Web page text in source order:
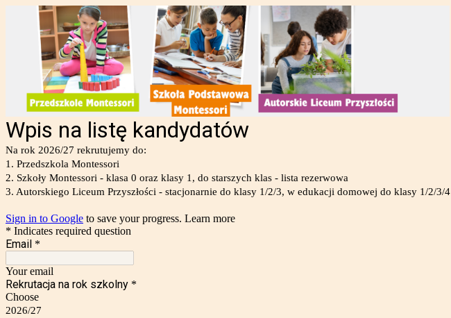
Wpis na listę kandydatów
Na rok 2026/27 rekrutujemy do:
1. Przedszkola Montessori
2. Szkoły Montessori - klasa 0 oraz klasy 1, do starszych klas - lista rezerwowa
3. Autorskiego Liceum Przyszłości - stacjonarnie do klasy 1/2/3, w edukacji domowej do klasy 1/2/3/4
Sign in to Google to save your progress. Learn more
* Indicates required question
Email *
Your email
Rekrutacja na rok szkolny *
Choose
2026/27